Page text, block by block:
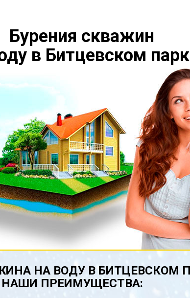
Бурения скважин
в Битцевском
НА ВОДУ В БИТЦЕВСКОМ
НАШИ ПРЕИМУЩЕСТВА: